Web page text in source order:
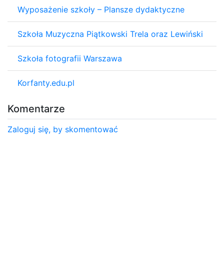
Wyposażenie szkoły – Plansze dydaktyczne
Szkoła Muzyczna Piątkowski Trela oraz Lewiński
Szkoła fotografii Warszawa
Korfanty.edu.pl
Komentarze
Zaloguj się, by skomentować